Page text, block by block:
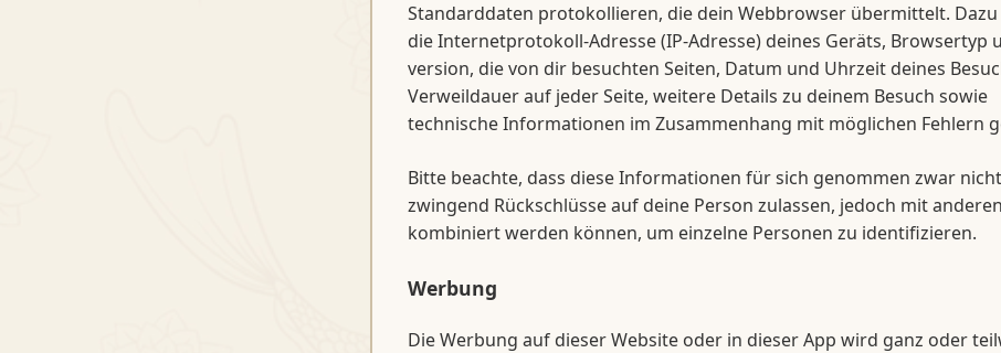
Standarddaten protokollieren, die dein Webbrowser übermittelt.
die Internetprotokoll-Adresse (IP-Adresse) deines Geräts, Browsertyp
version, die von dir besuchten Seiten, Datum und Uhrzeit deines
Verweildauer auf jeder Seite, weitere Details zu deinem Besuch sowie
technische Informationen im Zusammenhang mit möglichen Fehlern
Bitte beachte, dass diese Informationen für sich genommen zwar nicht
zwingend Rückschlüsse auf deine Person zulassen, jedoch mit
kombiniert werden können, um einzelne Personen zu identifizieren.
Werbung
Die Werbung auf dieser Website oder in dieser App wird ganz oder